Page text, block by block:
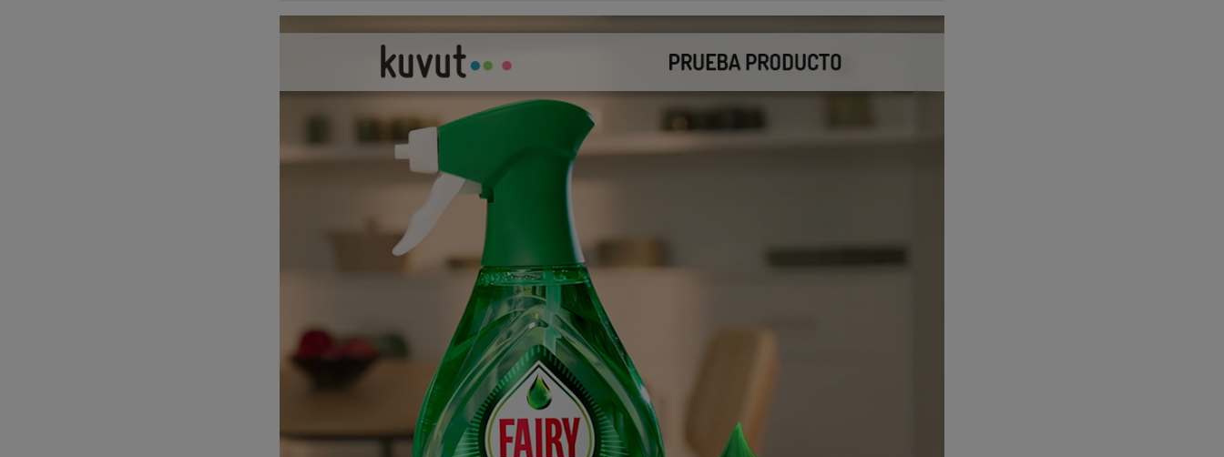
👉🏼Aprende en sólo un minuto qué es Creator Search Insight y cómo usarlo:
👉🏼¡Otros Tips que pueden servirte para hacer que tu contenido sea lo más!: 4 Tips para ser viral
Estas son algunas palabras y ejemplos que podrían servirte para usar el Creator Search
Insight en esta campaña:
Como habrás visto, se necesitan algunas palabras clave para poder acceder desde la 🔍a las tendencias
que más se adaptan a nuestra campaña. Aquí te compartimos algunas palabras clave y sus resultados
para que puedan servirte de inspiración.
que dentro de cada tendencia, te recomiendan Hashtags que puedes utilizar aparte de los
necesarios en este campaña ¡¡Para darle ese empujón que quieres a tus videos!!🔥